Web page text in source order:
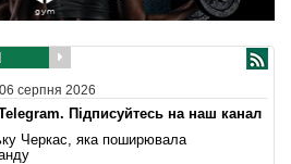
06 серпня 2026
Підписуйтесь на наш канал
Черкас, яка поширювала